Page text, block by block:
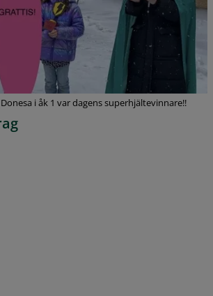
i åk 1 var dagens superhjältevinnare!!